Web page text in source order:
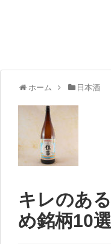
ホーム 日本酒
キレのあ
め銘柄10選